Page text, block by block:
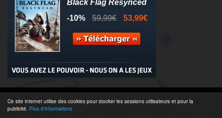
Ce site internet utilise des cookies pour stocker les sessions utilisateurs et pour la
publicité. Plus d'informations